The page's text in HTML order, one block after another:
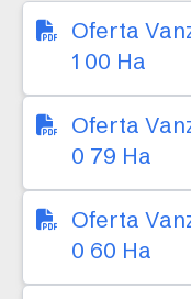
Oferta
1 00 Ha
Oferta
0 79 Ha
Oferta
0 60 Ha